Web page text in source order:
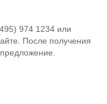
974 1234 или
После получения